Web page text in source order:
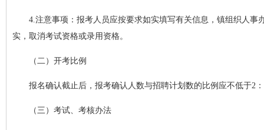
4.注意事项：报考人员应按要求如实填写有关信息，镇组织人
实，取消考试资格或录用资格。
（二）开考比例
报名确认截止后，报考确认人数与招聘计划数的比例应不低于2
（三）考试、考核办法